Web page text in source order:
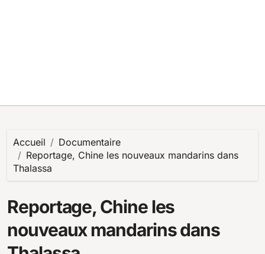
Accueil
Documentaire
Reportage, Chine les nouveaux mandarins dans
Thalassa
Reportage, Chine les
nouveaux mandarins dans